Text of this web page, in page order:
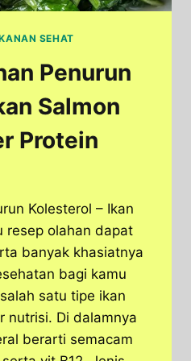
SEHAT
Penurun
Salmon
Protein
Kolesterol – Ikan
resep olahan dapat
banyak khasiatnya
bagi kamu
satu tipe ikan
nutrisi. Di dalamnya
berarti semacam